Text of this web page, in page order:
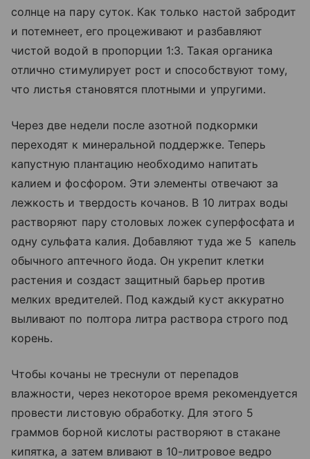
солнце на пару суток. Как только настой забродит
и потемнеет, его процеживают и разбавляют
чистой водой в пропорции 1:3. Такая органика
отлично стимулирует рост и способствуют тому,
что листья становятся плотными и упругими.
Через две недели после азотной подкормки
переходят к минеральной поддержке. Теперь
капустную плантацию необходимо напитать
калием и фосфором. Эти элементы отвечают за
лежкость и твердость кочанов. В 10 литрах воды
растворяют пару столовых ложек суперфосфата и
одну сульфата калия. Добавляют туда же 5 капель
обычного аптечного йода. Он укрепит клетки
растения и создаст защитный барьер против
мелких вредителей. Под каждый куст аккуратно
выливают по полтора литра раствора строго под
корень.
Чтобы кочаны не треснули от перепадов
влажности, через некоторое время рекомендуется
провести листовую обработку. Для этого 5
граммов борной кислоты растворяют в стакане
кипятка, а затем вливают в 10-литровое ведро